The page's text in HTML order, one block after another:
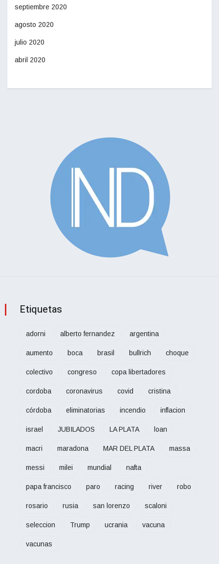
septiembre 2020
agosto 2020
julio 2020
abril 2020
Etiquetas
adorni alberto fernandez argentina
aumento boca brasil bullrich choque
colectivo congreso copa libertadores
cordoba coronavirus covid cristina
córdoba eliminatorias incendio inflacion
israel JUBILADOS LA PLATA loan
macri maradona MAR DEL PLATA massa
messi milei mundial nafta
papa francisco paro racing river robo
rosario rusia san lorenzo scaloni
seleccion Trump ucrania vacuna
vacunas